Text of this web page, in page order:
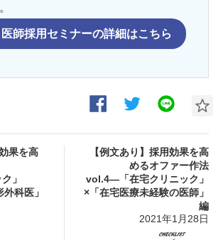
医師採用セミナーの詳細はこちら
果を高
」
科医」
【例文あり】採用効果を高
めるオファー作法
vol.4―「在宅クリニック」
×「在宅医療未経験の医師」
編
2021年1月28日